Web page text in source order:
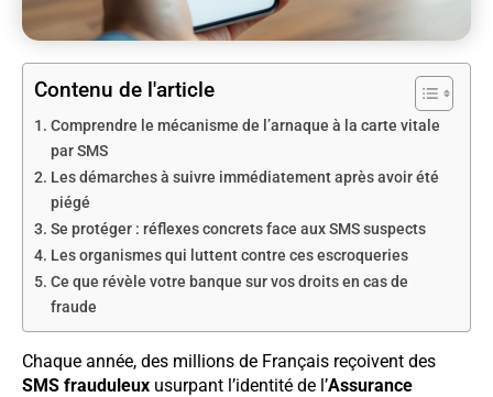
Contenu de l'article
Comprendre le mécanisme de l’arnaque à la carte vitale
par SMS
Les démarches à suivre immédiatement après avoir été
piégé
Se protéger : réflexes concrets face aux SMS suspects
Les organismes qui luttent contre ces escroqueries
Ce que révèle votre banque sur vos droits en cas de
fraude
Chaque année, des millions de Français reçoivent des
SMS frauduleux usurpant l’identité de l’Assurance